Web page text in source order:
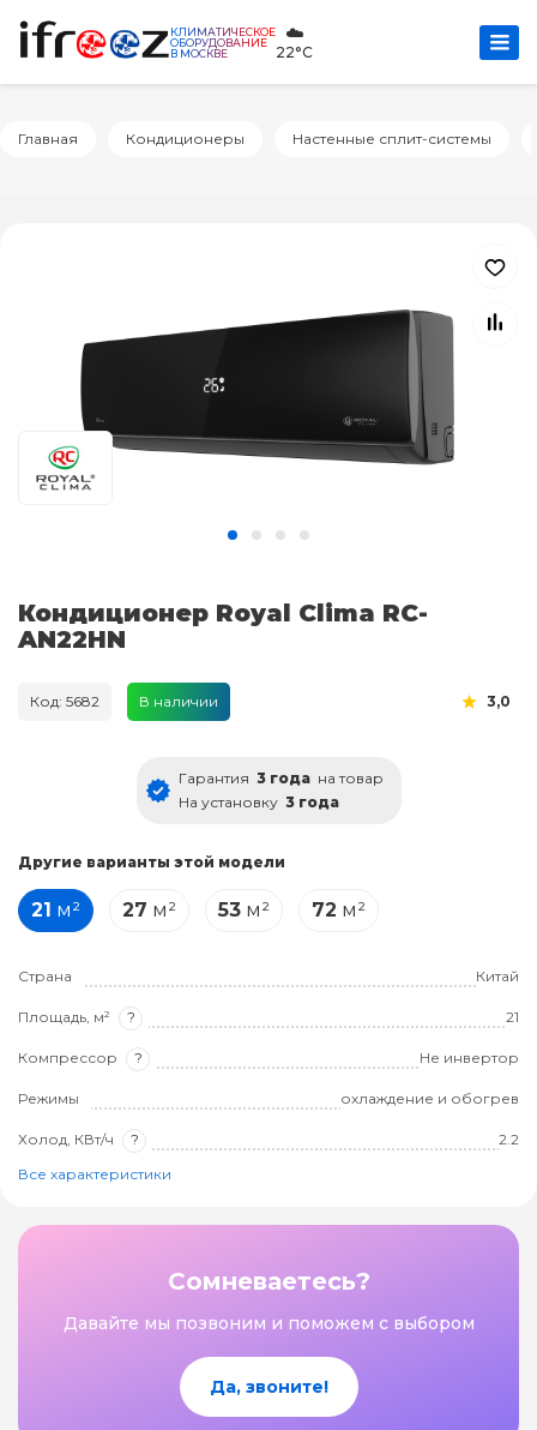
КЛИМАТИЧЕСКОЕ
ОБОРУДОВАНИЕ
В МОСКВЕ
☁️
22°C
Главная Кондиционеры Настенные сплит-системы
Кондиционер Royal Clima RC-
AN22HN
Код: 5682 В наличии 3,0
Гарантия 3 года на товар
На установку 3 года
Другие варианты этой модели
21 м² 27 м² 53 м² 72 м²
Страна Китай
Площадь, м² ? 21
Компрессор ? Не инвертор
Режимы охлаждение и обогрев
Холод, КВт/ч ?
2.2
Все характеристики
Сомневаетесь?
Давайте мы позвоним и поможем с выбором
Да, звоните!